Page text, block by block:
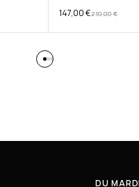
210,00€
147,00€
DU